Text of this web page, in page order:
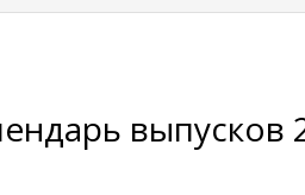
выпусков